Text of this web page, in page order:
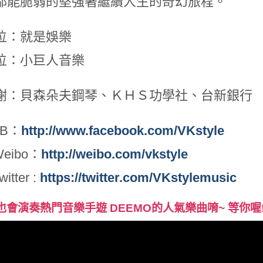
：就是娛樂
：小巨人音樂
：貝森朵夫鋼琴、ＫＨＳ功學社、台新銀行
： http://www.facebook.com/VKstyle
： http://weibo.com/vkstyle
: https://twitter.com/VKstylemusic
會演奏熱門音樂手遊 DEEMO的人氣樂曲唷~ 等你